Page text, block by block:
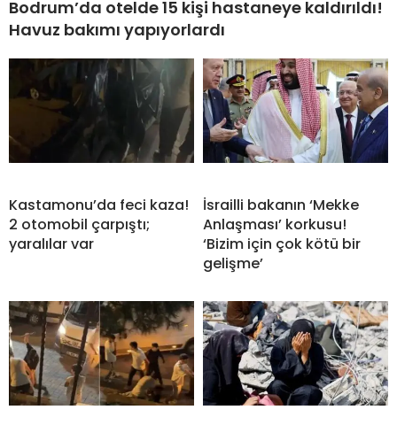
Bodrum’da otelde 15 kişi hastaneye kaldırıldı!
Havuz bakımı yapıyorlardı
Kastamonu’da feci kaza!
2 otomobil çarpıştı;
yaralılar var
İsrailli bakanın ‘Mekke
Anlaşması’ korkusu!
‘Bizim için çok kötü bir
gelişme’